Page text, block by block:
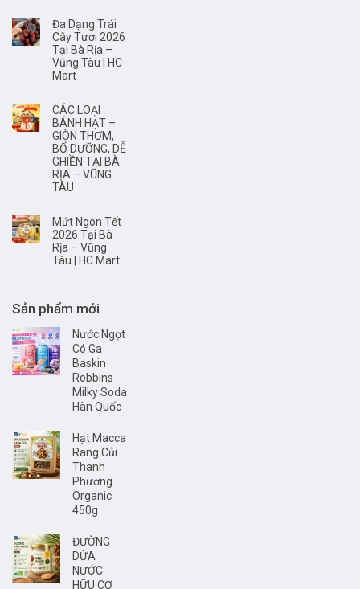
Đa Dạng Trái
Cây Tươi 2026
Tại Bà Rịa –
Vũng Tàu | HC
Mart
CÁC LOẠI
BÁNH HẠT –
GIÒN THƠM,
BỔ DƯỠNG, DỄ
GHIỀN TẠI BÀ
RỊA – VŨNG
TÀU
Mứt Ngon Tết
2026 Tại Bà
Rịa – Vũng
Tàu | HC Mart
Sản phẩm mới
Nước Ngọt
Có Ga
Baskin
Robbins
Milky Soda
Hàn Quốc
Hạt Macca
Rang Củi
Thanh
Phương
Organic
450g
ĐƯỜNG
DỪA
NƯỚC
HỮU CƠ